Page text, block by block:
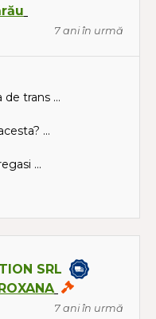
7 ani în urmă
trans ...
...
...
SRL
7 ani în urmă